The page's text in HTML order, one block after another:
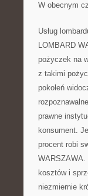
W obecnym
Usług
LOMBARD
pożyczek na
z takimi
pokoleń
prawne
konsument.
procent robi
WARSZAWA.
kosztów i
niezmiernie